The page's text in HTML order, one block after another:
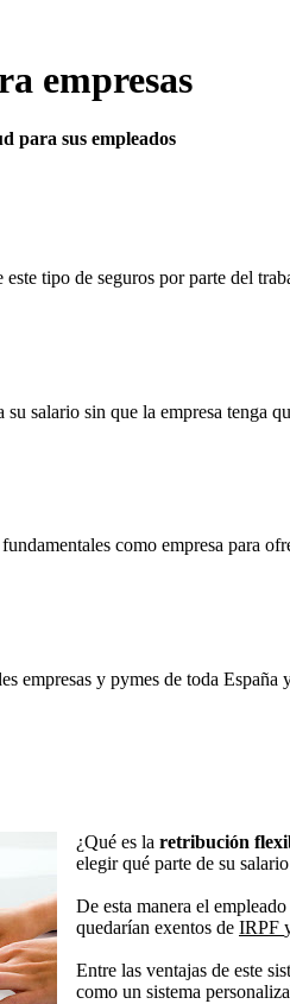
empresas
para sus empleados
tipo de seguros por parte del
salario sin que la empresa tenga
como empresa para
empresas y pymes de toda
¿Qué es la retribución
elegir qué parte de su
De esta manera el
quedarían exentos de IRPF
Entre las ventajas de este
como un sistema